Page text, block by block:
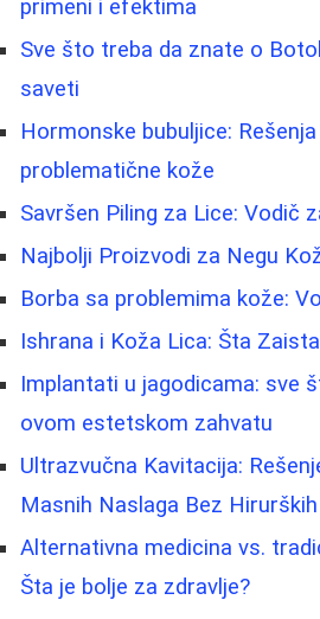
primeni i efektima
Sve što treba da znate o
saveti
Hormonske bubuljice:
problematične kože
Savršen Piling za Lice: Vodič
Najbolji Proizvodi za Negu
Borba sa problemima kože:
Ishrana i Koža Lica: Šta
Implantati u jagodicama: sve
ovom estetskom zahvatu
Ultrazvučna Kavitacija:
Masnih Naslaga Bez
Alternativna medicina vs.
Šta je bolje za zdravlje?